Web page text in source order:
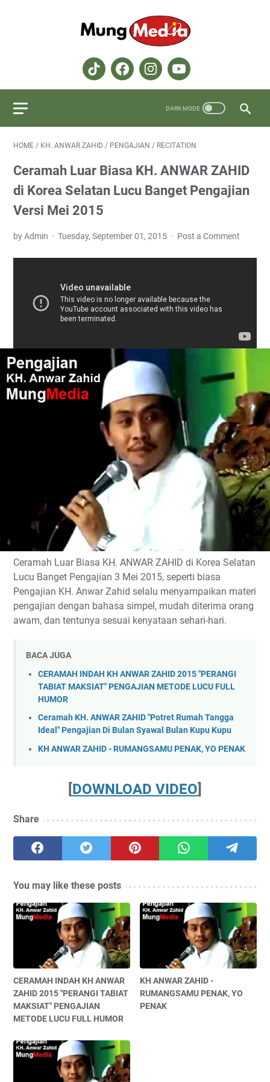
HOME / KH. ANWAR ZAHID / PENGAJIAN / RECITATION
Ceramah Luar Biasa KH. ANWAR ZAHID
di Korea Selatan Lucu Banget Pengajian
Versi Mei 2015
by Admin Tuesday, September 01, 2015 Post a Comment
Ceramah Luar Biasa KH. ANWAR ZAHID di Korea Selatan
Lucu Banget Pengajian 3 Mei 2015, seperti biasa
Pengajian KH. Anwar Zahid selalu menyampaikan materi
pengajian dengan bahasa simpel, mudah diterima orang
awam, dan tentunya sesuai kenyataan sehari-hari.
BACA JUGA
CERAMAH INDAH KH ANWAR ZAHID 2015 "PERANGI
TABIAT MAKSIAT" PENGAJIAN METODE LUCU FULL
HUMOR
Ceramah KH. ANWAR ZAHID "Potret Rumah Tangga
Ideal" Pengajian Di Bulan Syawal Bulan Kupu Kupu
KH ANWAR ZAHID - RUMANGSAMU PENAK, YO PENAK
[DOWNLOAD VIDEO]
Share
You may like these posts
CERAMAH INDAH KH ANWAR
ZAHID 2015 "PERANGI TABIAT
MAKSIAT" PENGAJIAN
METODE LUCU FULL HUMOR
KH ANWAR ZAHID -
RUMANGSAMU PENAK, YO
PENAK